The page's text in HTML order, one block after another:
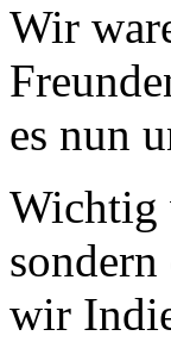
Wir
es nun
Wichtig
wir